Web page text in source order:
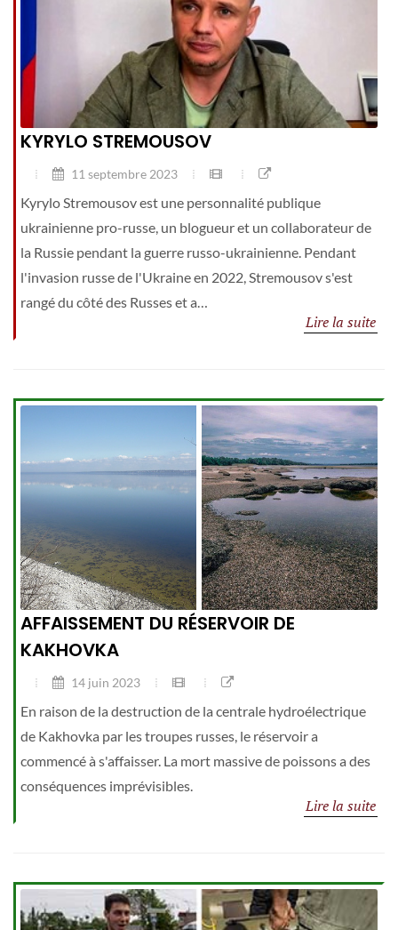
KYRYLO STREMOUSOV
11 septembre 2023
Kyrylo Stremousov est une personnalité publique
ukrainienne pro-russe, un blogueur et un collaborateur de
la Russie pendant la guerre russo-ukrainienne. Pendant
l'invasion russe de l'Ukraine en 2022, Stremousov s'est
rangé du côté des Russes et a…
Lire la suite
AFFAISSEMENT DU RÉSERVOIR DE
KAKHOVKA
14 juin 2023
En raison de la destruction de la centrale hydroélectrique
de Kakhovka par les troupes russes, le réservoir a
commencé à s'affaisser. La mort massive de poissons a des
conséquences imprévisibles.
Lire la suite